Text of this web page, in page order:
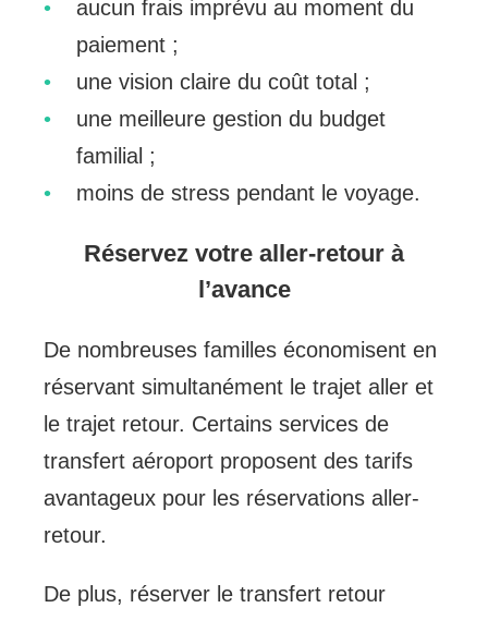
aucun frais imprévu au moment du
paiement ;
une vision claire du coût total ;
une meilleure gestion du budget
familial ;
moins de stress pendant le voyage.
Réservez votre aller-retour à
l’avance
De nombreuses familles économisent en
réservant simultanément le trajet aller et
le trajet retour. Certains services de
transfert aéroport proposent des tarifs
avantageux pour les réservations aller-
retour.
De plus, réserver le transfert retour